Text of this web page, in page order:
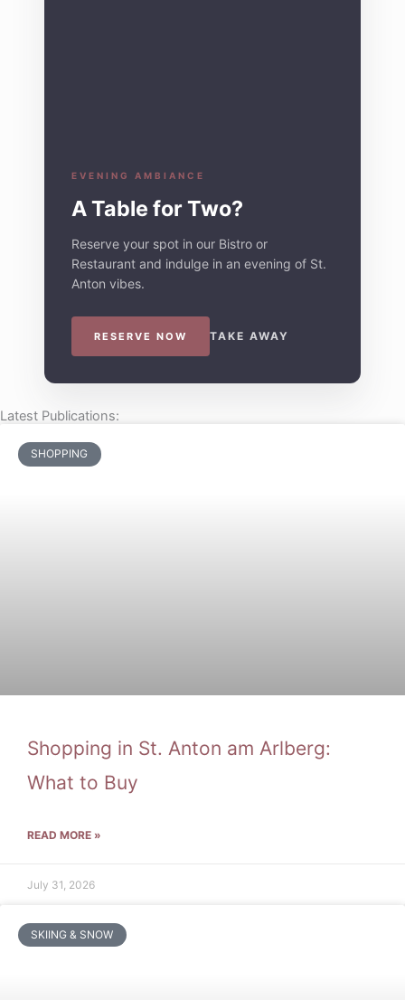
EVENING AMBIANCE
A Table for Two?
Reserve your spot in our Bistro or
Restaurant and indulge in an evening of St.
Anton vibes.
RESERVE NOW TAKE AWAY
Latest Publications:
SHOPPING
Shopping in St. Anton am Arlberg:
What to Buy
READ MORE »
July 31, 2026
SKIING & SNOW